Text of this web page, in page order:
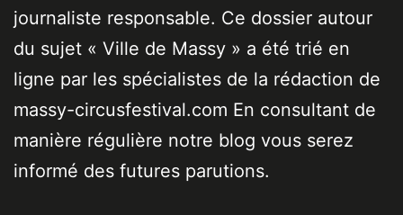
journaliste responsable. Ce dossier autour
du sujet « Ville de Massy » a été trié en
ligne par les spécialistes de la rédaction de
massy-circusfestival.com En consultant de
manière régulière notre blog vous serez
informé des futures parutions.